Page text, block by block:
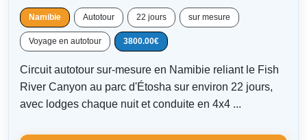
Namibie Autotour 22 jours sur mesure
Voyage en autotour 3800.00€
Circuit autotour sur-mesure en Namibie reliant le Fish
River Canyon au parc d'Étosha sur environ 22 jours,
avec lodges chaque nuit et conduite en 4x4 ...